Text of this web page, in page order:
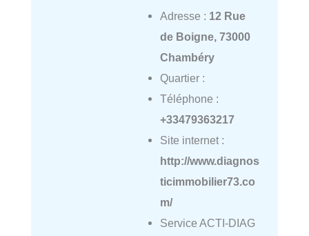
Adresse : 12 Rue
de Boigne, 73000
Chambéry
Quartier :
Téléphone :
+33479363217
Site internet :
http://www.diagnos
ticimmobilier73.co
m/
Service ACTI-DIAG